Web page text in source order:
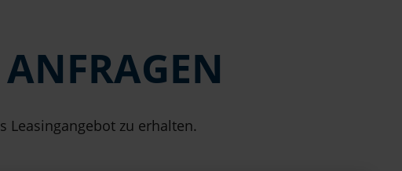
Leasingangebot zu erhalten.